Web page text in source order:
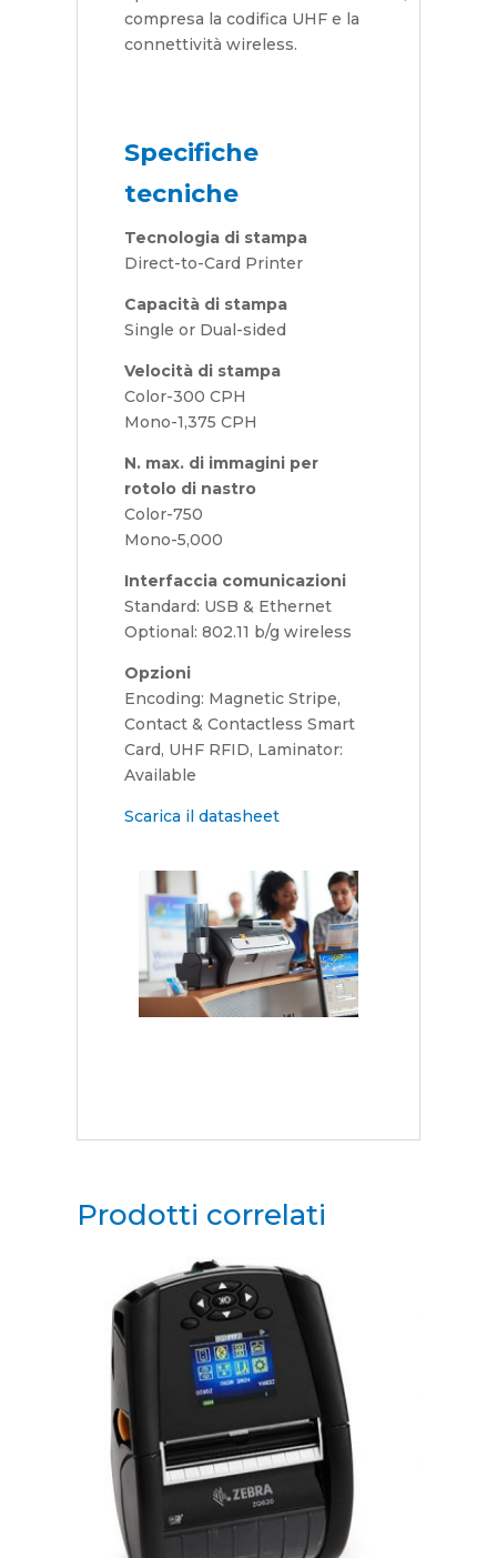
compresa la codifica UHF e la
connettività wireless.
Specifiche
tecniche
Tecnologia di stampa
Direct-to-Card Printer
Capacità di stampa
Single or Dual-sided
Velocità di stampa
Color-300 CPH
Mono-1,375 CPH
N. max. di immagini per
rotolo di nastro
Color-750
Mono-5,000
Interfaccia comunicazioni
Standard: USB & Ethernet
Optional: 802.11 b/g wireless
Opzioni
Encoding: Magnetic Stripe,
Contact & Contactless Smart
Card, UHF RFID, Laminator:
Available
Scarica il datasheet
Prodotti correlati